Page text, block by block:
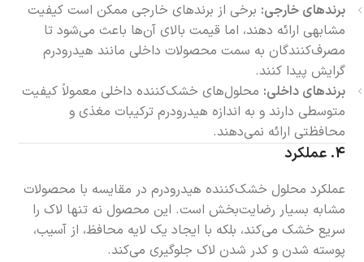
برندهای خارجی: برخی از برندهای خارجی ممکن است کیفیت
مشابهی ارائه دهند، اما قیمت بالای آن‌ها باعث می‌شود تا
مصرف‌کنندگان به سمت محصولات داخلی مانند هیدرودرم
گرایش پیدا کنند.
برندهای داخلی: محلول‌های خشک‌کننده داخلی معمولاً کیفیت
متوسطی دارند و به اندازه هیدرودرم ترکیبات مغذی و
محافظتی ارائه نمی‌دهند.
۴. عملکرد
عملکرد محلول خشک‌کننده هیدرودرم در مقایسه با محصولات
مشابه بسیار رضایت‌بخش است. این محصول نه تنها لاک را
سریع خشک می‌کند، بلکه با ایجاد یک لایه محافظ، از آسیب،
پوسته شدن و کدر شدن لاک جلوگیری می‌کند.